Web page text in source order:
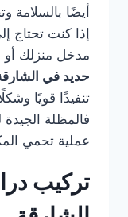
أيضًا بالسلامة
إذا كنت تحتاج
مدخل منزلك أو
حديد في
تنفيذًا قويًا
فالمظلة
عملية تحمي
تركيب